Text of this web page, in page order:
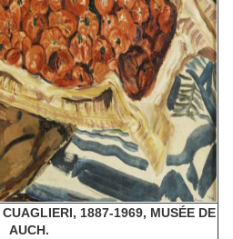
1887-1969, MUSÉE DE
AUCH.